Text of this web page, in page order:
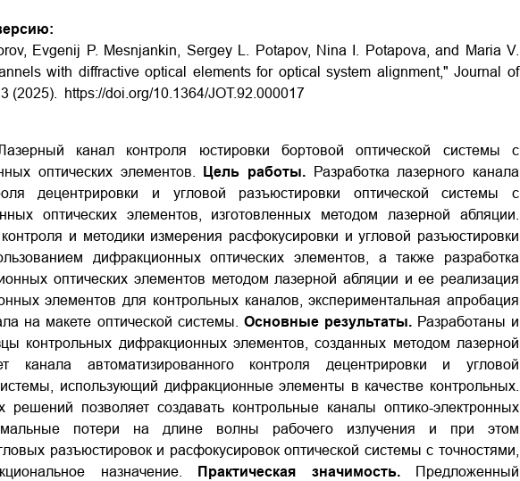
Evgenij P. Mesnjankin, Sergey L. Potapov, Nina I. Potapova, and Maria V.
with diffractive optical elements for optical system alignment," Journal of
(2025).
https://doi.org/10.1364/JOT.92.000017
канал контроля юстировки бортовой оптической системы с
оптических элементов.
Цель работы. Разработка лазерного канала
децентрировки и угловой разъюстировки оптической системы с
оптических элементов, изготовленных методом лазерной абляции.
и методики измерения расфокусировки и угловой разъюстировки
дифракционных оптических элементов, а также разработка
оптических элементов методом лазерной абляции и ее реализация
элементов для контрольных каналов, экспериментальная апробация
на макете оптической системы. Основные результаты.Разработаны и
контрольных дифракционных элементов, созданных методом лазерной
канала автоматизированного контроля децентрировки и угловой
использующий дифракционные элементы в качестве контрольных.
решений позволяет создавать контрольные каналы оптико-электронных
потери на длине волны рабочего излучения и при этом
разъюстировок и расфокусировок оптической системы с точностями,
назначение.
Практическая значимость.Предложенный